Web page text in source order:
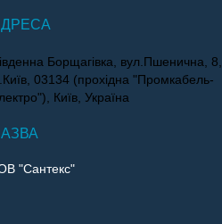
Борщагівка, вул.Пшенична, 8,
03134 (прохідна "Промкабель-
Київ, Україна
"Сантекс"